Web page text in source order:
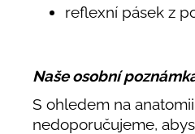
reflexní pásek z
Naše osobní
S ohledem na
nedoporučujeme,